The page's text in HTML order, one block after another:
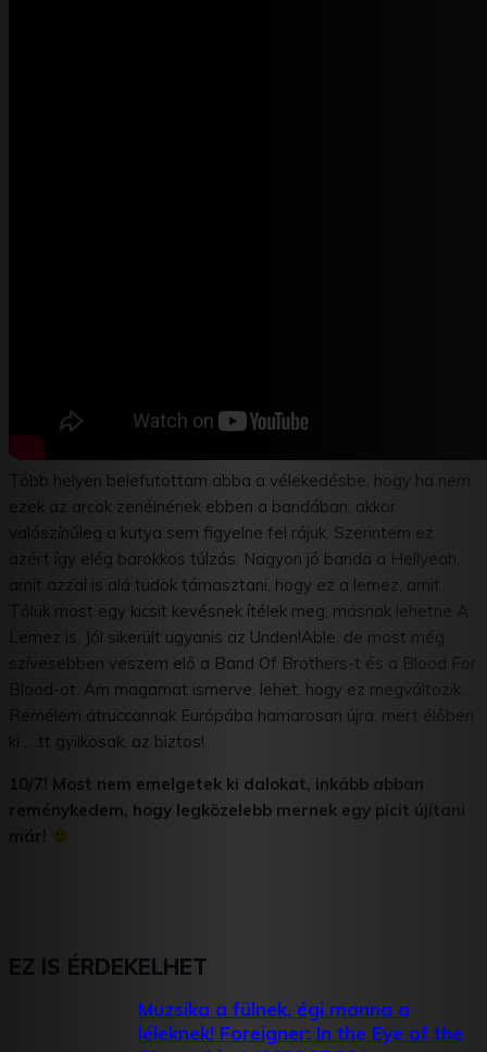
Több helyen belefutottam abba a vélekedésbe, hogy ha nem
ezek az arcok zenélnének ebben a bandában, akkor
valószínűleg a kutya sem figyelne fel rájuk. Szerintem ez
azért így elég barokkos túlzás. Nagyon jó banda a Hellyeah,
amit azzal is alá tudok támasztani, hogy ez a lemez, amit
Tőlük most egy kicsit kevésnek ítélek meg, másnak lehetne A
Lemez is. Jól sikerült ugyanis az Unden!Able, de most még
szívesebben veszem elő a Band Of Brothers-t és a Blood For
Blood-ot. Ám magamat ismerve, lehet, hogy ez megváltozik…
Remélem átruccannak Európába hamarosan újra, mert élőben
ki…..tt gyilkosak, az biztos!
10/7! Most nem emelgetek ki dalokat, inkább abban
reménykedem, hogy legközelebb mernek egy picit újítani
már!
EZ IS ÉRDEKELHET
Muzsika a fülnek, égi manna a
léleknek! Foreigner: In the Eye of the